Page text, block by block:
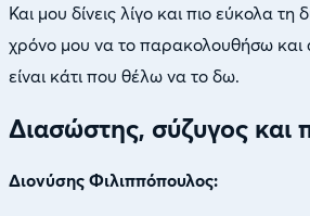
Και μου δίνεις λίγο και πιο εύκολα τη
χρόνο μου να το παρακολουθήσω και
είναι κάτι που θέλω να το δω.
Διασώστης, σύζυγος και
Διονύσης Φιλιππόπουλος: